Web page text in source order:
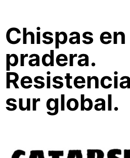
Chispas en
pradera.
sur global.